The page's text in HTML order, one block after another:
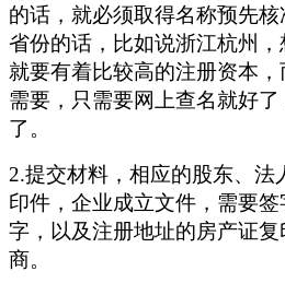
的话，就必须取得名称预先
省份的话，比如说浙江杭州，
就要有着比较高的注册资本
需要，只需要网上查名就好
了。
2.提交材料，相应的股东、法
印件，企业成立文件，需要
字，以及注册地址的房产证
商。